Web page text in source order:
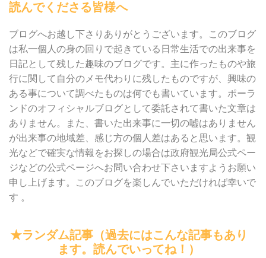
読んでくださる皆様へ
ブログへお越し下さりありがとうございます。このブログ
は私一個人の身の回りで起きている日常生活での出来事を
日記として残した趣味のブログです。主に作ったものや旅
行に関して自分のメモ代わりに残したものですが、興味の
ある事について調べたものは何でも書いています。ポーラ
ンドのオフィシャルブログとして委託されて書いた文章は
ありません。また、書いた出来事に一切の嘘はありません
が出来事の地域差、感じ方の個人差はあると思います。観
光などで確実な情報をお探しの場合は政府観光局公式ペー
ジなどの公式ページへお問い合わせ下さいますようお願い
申し上げます。このブログを楽しんでいただければ幸いで
す 。
★ランダム記事（過去にはこんな記事もあり
ます。読んでいってね！）